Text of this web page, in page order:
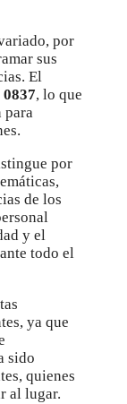
por
sus
El
, lo que
para
por
de los
y el
todo el
ya que
sido
quienes
al lugar.